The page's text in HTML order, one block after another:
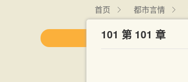
首页 都市言情
101 第 101 章